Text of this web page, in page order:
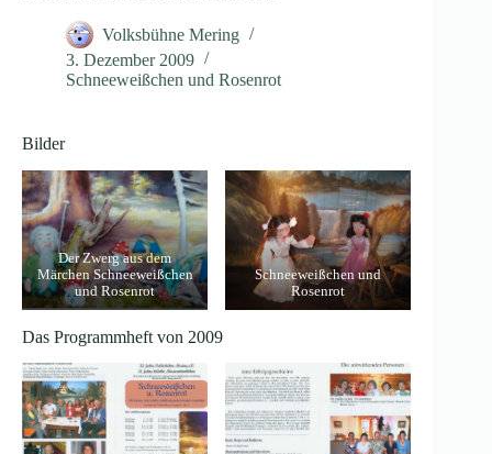
Volksbühne Mering
3. Dezember 2009
Schneeweißchen und Rosenrot
Bilder
Der Zwerg aus dem
Märchen Schneeweißchen
und Rosenrot
Schneeweißchen und
Rosenrot
Das Programmheft von 2009